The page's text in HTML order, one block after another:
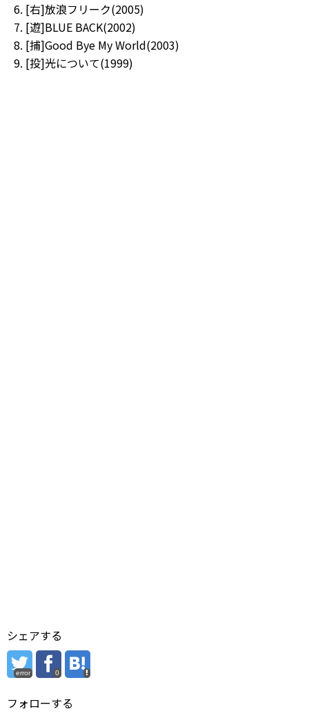
[右]放浪フリーク(2005)
[遊]BLUE BACK(2002)
[捕]Good Bye My World(2003)
[投]光について(1999)
シェアする
error 0
フォローする